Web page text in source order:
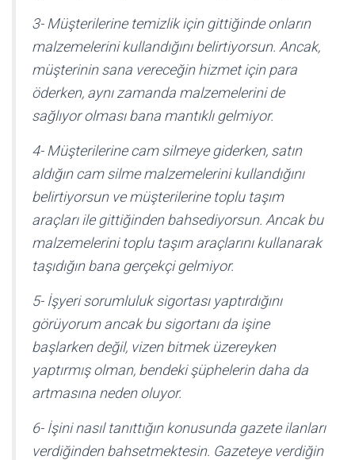
3- Müşterilerine temizlik için gittiğinde onların
malzemelerini kullandığını belirtiyorsun. Ancak,
müşterinin sana vereceğin hizmet için para
öderken, aynı zamanda malzemelerini de
sağlıyor olması bana mantıklı gelmiyor.
4- Müşterilerine cam silmeye giderken, satın
aldığın cam silme malzemelerini kullandığını
belirtiyorsun ve müşterilerine toplu taşım
araçları ile gittiğinden bahsediyorsun. Ancak bu
malzemelerini toplu taşım araçlarını kullanarak
taşıdığın bana gerçekçi gelmiyor.
5- İşyeri sorumluluk sigortası yaptırdığını
görüyorum ancak bu sigortanı da işine
başlarken değil, vizen bitmek üzereyken
yaptırmış olman, bendeki şüphelerin daha da
artmasına neden oluyor.
6- İşini nasıl tanıttığın konusunda gazete ilanları
verdiğinden bahsetmektesin. Gazeteye verdiğin